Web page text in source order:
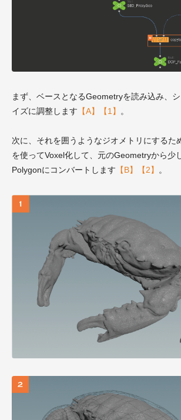
まず、ベースとなるGeometryを読み込み、
イズに調整します 【A】【1】 。
次に、それを囲うようなジオメトリにするた
を使ってVoxel化して、元のGeometryから少
Polygonにコンバートします 【B】【2】 。